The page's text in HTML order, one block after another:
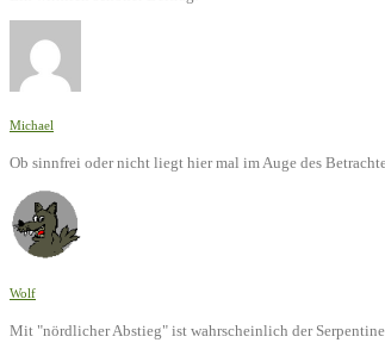
Michael
Ob sinnfrei oder nicht liegt hier mal im Auge des
Wolf
Mit "nördlicher Abstieg" ist wahrscheinlich der